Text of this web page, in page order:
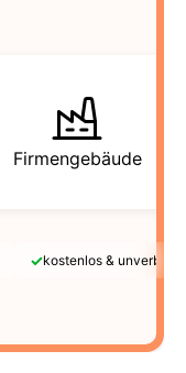
Firmengebäude
✓kostenlos &